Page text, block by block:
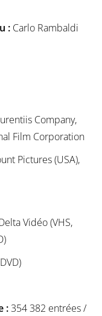
: Carlo Rambaldi
Company,
Film Corporation
Pictures (USA),
Vidéo (VHS,
:354 382 entrées /